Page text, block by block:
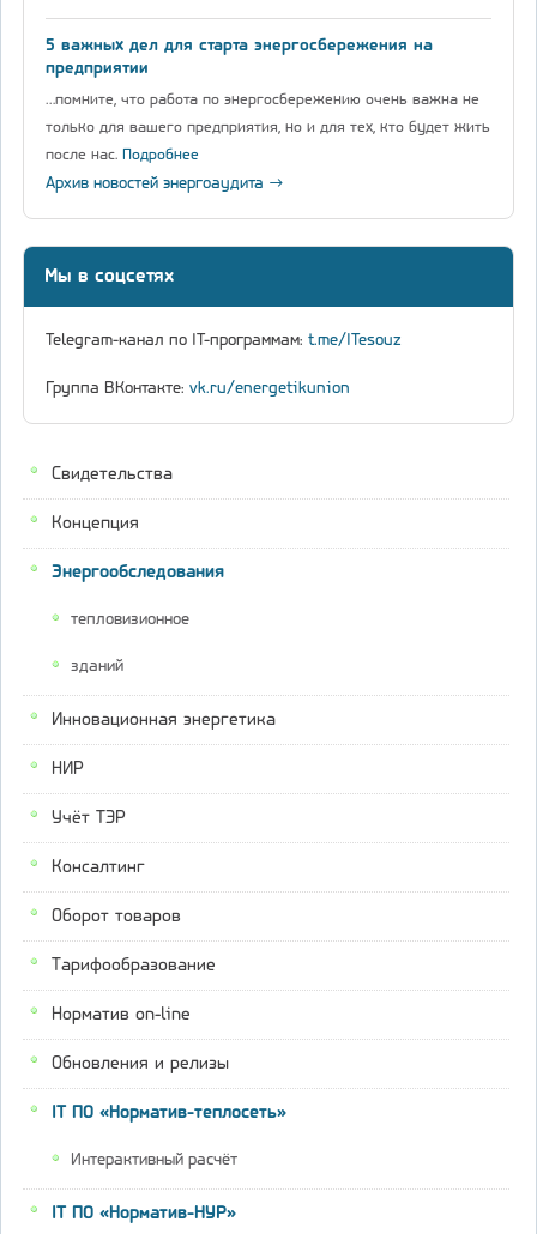
Свидетельства
Концепция
Энергообследования
тепловизионное
зданий
Инновационная энергетика
НИР
Учёт ТЭР
Консалтинг
Оборот товаров
Тарифообразование
Норматив on-line
Обновления и релизы
IT ПО «Норматив-теплосеть»
Интерактивный расчёт
IT ПО «Норматив-НУР»
5 важных дел для старта энергосбережения на
предприятии
…помните, что работа по энергосбережению очень важна не
только для вашего предприятия, но и для тех, кто будет жить
после нас. Подробнее
Архив новостей энергоаудита →
Мы в соцсетях
Telegram-канал по IT-программам: t.me/ITesouz
Группа ВКонтакте: vk.ru/energetikunion